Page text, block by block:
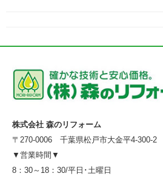
株式会社 森のリフォーム
〒270-0006 千葉県松戸市大金平4-300-2
▼営業時間▼
8：30～18：30/平日･土曜日